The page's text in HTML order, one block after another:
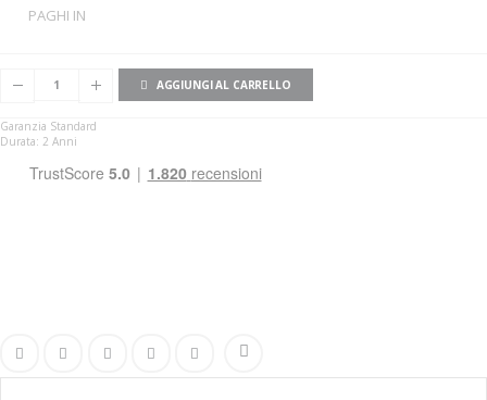
PAGHI IN
AGGIUNGI AL CARRELLO
Garanzia Standard
Durata: 2 Anni